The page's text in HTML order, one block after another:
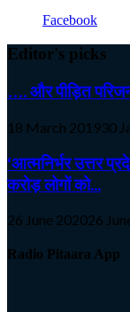
Facebook
Editor's picks
…. और पीड़ित
18 March 201930
‘आत्मनिर्भर उत्तर
करोड़ लोगों को...
26 June 202026
Radio Pitaara App